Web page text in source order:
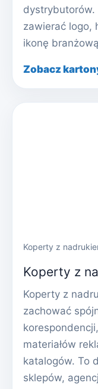
dystrybutorów.
zawierać logo,
ikonę
Zobacz
Koperty z
Koperty z
Koperty z
zachować
materiałów
katalogów. To
sklepów,